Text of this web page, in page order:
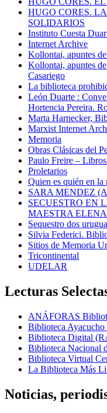
HUGO CORES.
SOLIDARIOS
Instituto Cuesta
Internet Archive
Kollontai, apuntes
Kollontai, apuntes
Casariego
La biblioteca
León Duarte :
Hortencia Pereira.
Marta Harnecker,
Marxist Internet
Memoria
Obras Clásicas del
Paulo Freire –
Proletarios
Quien es quién en la
SARA MENDEZ
SECUESTRO EN
MAESTRA
Sequestro dos
Silvia Federici.
Sitios de Memoria
Tricontinental
UDELAR
Lecturas
ANÁFORAS
Biblioteca
Biblioteca Digital
Biblioteca Nacional
Biblioteca Virtual
La Biblioteca Más
Noticias,